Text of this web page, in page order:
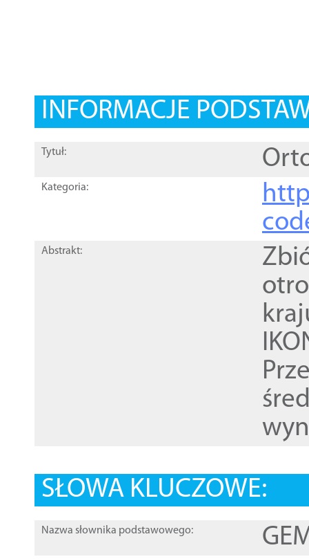
INFORMACJE
Tytuł:
Kategoria:
Abstrakt:
SŁOWA KLUCZOWE:
Nazwa słownika podstawowego: